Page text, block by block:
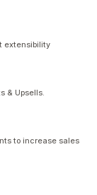
extensibility
& Upsells.
to increase sales